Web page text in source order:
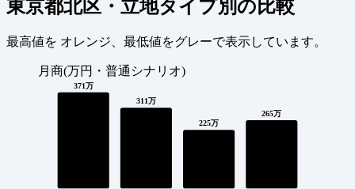
東京都北区・立地タイプ別の比較
最高値を オレンジ、最低値をグレーで表示しています。
月商(万円・普通シナリオ)
371万
311万
225万
265万